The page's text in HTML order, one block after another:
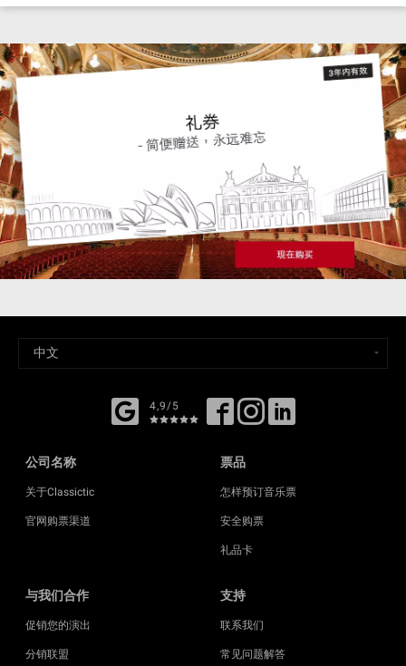
4,9/5
公司名称
关于Classictic
官网购票渠道
票品
怎样预订音乐票
安全购票
礼品卡
与我们合作
促销您的演出
分销联盟
支持
联系我们
常见问题解答